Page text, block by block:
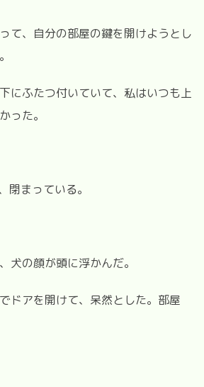
て、自分の部屋の鍵を開けようとし
にふたつ付いていて、私はいつも上
った。
まっている。
犬の顔が頭に浮かんだ。
ドアを開けて、呆然とした。部屋